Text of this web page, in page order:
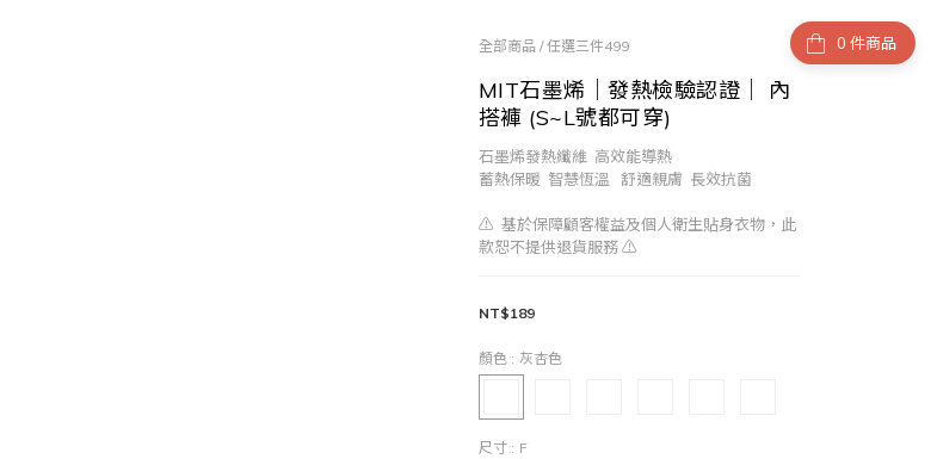
件商品
全部商品 /任選三件499
MIT石墨烯｜發熱檢驗認證｜ 內
搭褲 (S~L號都可穿)
石墨烯發熱纖維  高效能導熱
蓄熱保暖  智慧恆溫   舒適親膚  長效抗菌
⚠️  基於保障顧客權益及個人衛生貼身衣物，此
款恕不提供退貨服務 ⚠️
NT$189
顏色 : 灰杏色
尺寸 : F